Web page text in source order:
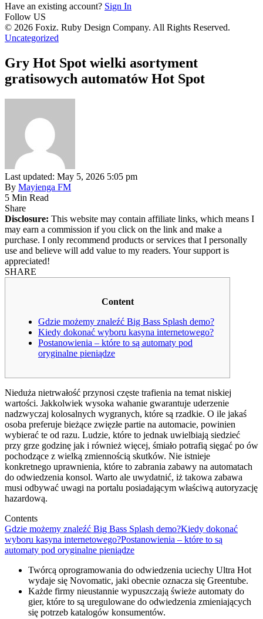
Have an existing account? Sign In
Follow US
© 2026 Foxiz. Ruby Design Company. All Rights Reserved.
Uncategorized
Gry Hot Spot wielki asortyment
gratisowych automatów Hot Spot
Last updated: May 5, 2026 5:05 pm
By Mayienga FM
5 Min Read
Share
Disclosure: This website may contain affiliate links, which means I
may earn a commission if you click on the link and make a
purchase. I only recommend products or services that I personally
use and believe will add value to my readers. Your support is
appreciated!
SHARE
Content
Gdzie możemy znaleźć Big Bass Splash demo?
Kiedy dokonać wyboru kasyna internetowego?
Postanowienia – które to są automaty pod
oryginalne pieniądze
Nieduża nietrwałość przynosi częste trafienia na temat niskiej
wartości. Jakkolwiek wysoka wahanie gwarantuje uderzenie
nadzwyczaj kolosalnych wygranych, które są rzadkie. O ile jakaś
osoba preferuje bieżące zwięzłe partie na automacie, powinien
wybierać te od razu. Ludzie, które to jednak uwielbiają siedzieć
przy grze godzinę jak i również więcej, śmiało potrafią sięgać po ów
pochodzące z wielką zmiennością skutków. Nie istnieje
konkretnego uprawnienia, które to zabrania zabawy na automatach
do odwiedzenia konsol. Warto ale uwydatnić, iż takowa zabawa
musi odbywać uwagi na portalu posiadającym właściwą autoryzację
hazardową.
Contents
Gdzie możemy znaleźć Big Bass Splash demo?Kiedy dokonać
wyboru kasyna internetowego?Postanowienia – które to są
automaty pod oryginalne pieniądze
Twórcą oprogramowania do odwiedzenia uciechy Ultra Hot
wydaje się Novomatic, jaki obecnie oznacza się Greentube.
Każde firmy nieustannie wypuszczają świeże automaty do
gier, które to są uregulowane do odwiedzenia zmieniających
się potrzeb katalogów konsumentów.